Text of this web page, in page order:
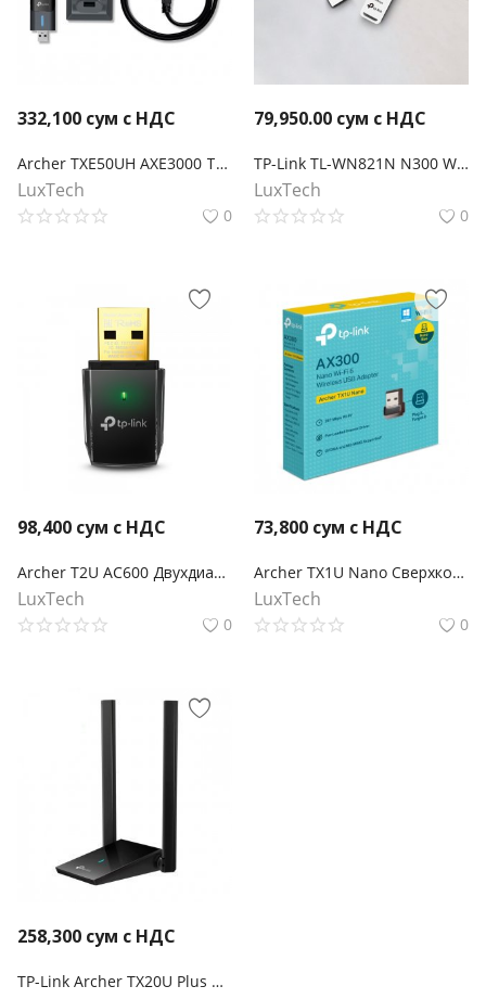
332,100 сум с НДС
Archer TXE50UH AXE3000 Трехдиапазонный беспроводной USB-адаптер высокого усиления Wi-Fi 6E
LuxTech
0
79,950.00 сум с НДС
TP-Link TL-WN821N N300 Wi-Fi USB-адаптер
LuxTech
0
98,400 сум с НДС
Archer T2U AC600 Двухдиапазонный Wi-Fi USB‑адаптер
LuxTech
0
73,800 сум с НДС
Archer TX1U Nano Сверхкомпактный двухдиапазонный USB-адаптер с поддержкой Wi-Fi AX300
LuxTech
0
258,300 сум с НДС
TP-Link Archer TX20U Plus Двухдиапазонный USB‑адаптер высокого усиления с поддержкой Wi-Fi AX1800